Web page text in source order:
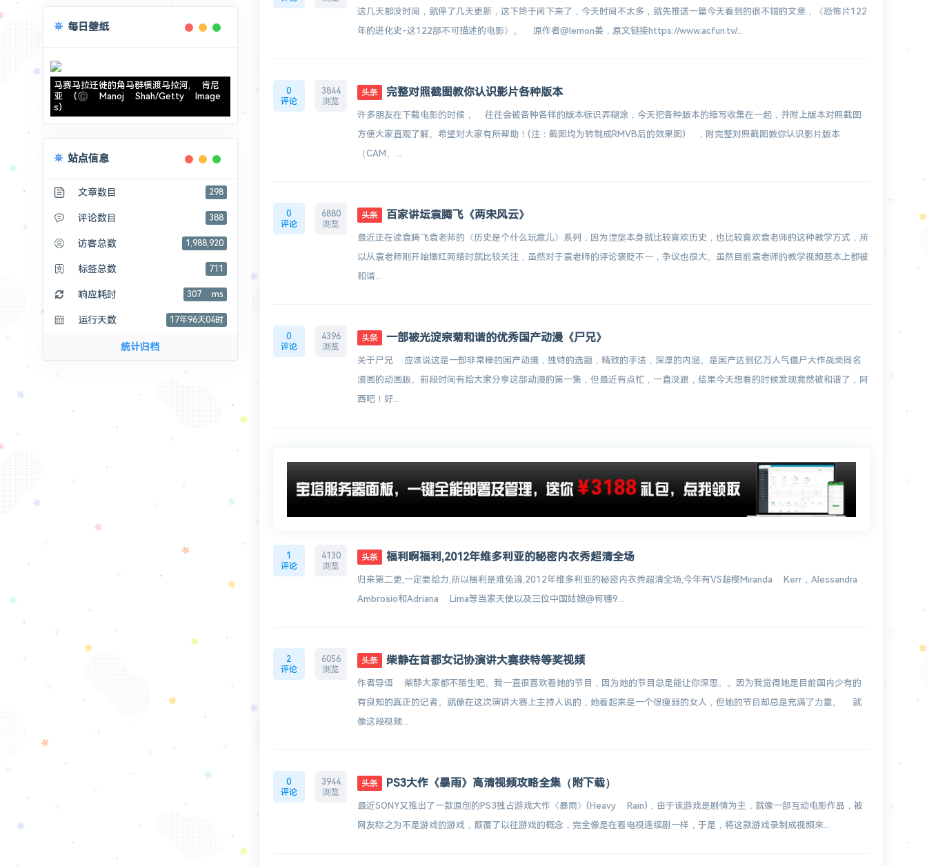
每日壁纸
马赛马拉迁徙的角马群横渡马拉河, 肯尼
亚 (© Manoj Shah/Getty Image
s)
站点信息
298
文章数目
388
评论数目
1,988,920
访客总数
711
标签总数
307 ms
响应耗时
17年96天04时
运行天数
统计归档
这几天都没时间，就停了几天更新，这下终于闲下来了，今天时间不太多，就先推送一篇今天看到的很不错的文章，《恐怖片122
年的进化史-这122部不可描述的电影》。 原作者@lemon姜，原文链接https://www.acfun.tv/...
0
评论
3844
浏览
头条 完整对照截图教你认识影片各种版本
许多朋友在下载电影的时候， 往往会被各种各样的版本标识弄糊涂，今天把各种版本的缩写收集在一起，并附上版本对照截图
方便大家直观了解。希望对大家有所帮助！(注：截图均为转制成RMVB后的效果图) ，附完整对照截图教你认识影片版本
（CAM、...
0
评论
6880
浏览
头条 百家讲坛袁腾飞《两宋风云》
最近正在读袁腾飞袁老师的《历史是个什么玩意儿》系列，因为涅槃本身就比较喜欢历史，也比较喜欢袁老师的这种教学方式，所
以从袁老师刚开始爆红网络时就比较关注，虽然对于袁老师的评论褒贬不一，争议也很大。虽然目前袁老师的教学视频基本上都被
和谐...
0
评论
4396
浏览
头条 一部被光淀宗菊和谐的优秀国产动漫《尸兄》
关于尸兄 应该说这是一部非常棒的国产动漫，独特的选题，精致的手法，深厚的内涵。是国产达到亿万人气僵尸大作战类同名
漫画的动画版。前段时间有给大家分享这部动漫的第一集，但最近有点忙，一直没跟，结果今天想看的时候发现竟然被和谐了，阿
西吧！好...
1
评论
4130
浏览
头条 福利啊福利,2012年维多利亚的秘密内衣秀超清全场
归来第二更,一定要给力,所以福利是难免滴,2012年维多利亚的秘密内衣秀超清全场,今年有VS超模Miranda Kerr，Alessandra
Ambrosio和Adriana Lima等当家天使以及三位中国姑娘@何穗9...
2
评论
6056
浏览
头条 柴静在首都女记协演讲大赛获特等奖视频
作者导语 柴静大家都不陌生吧。我一直很喜欢看她的节目，因为她的节目总是能让你深思。。因为我觉得她是目前国内少有的
有良知的真正的记者。就像在这次演讲大赛上主持人说的，她看起来是一个很瘦弱的女人，但她的节目却总是充满了力量。 就
像这段视频...
0
评论
3944
浏览
头条 PS3大作《暴雨》高清视频攻略全集（附下载）
最近SONY又推出了一款原创的PS3独占游戏大作《暴雨》(Heavy Rain)，由于该游戏是剧情为主，就像一部互动电影作品，被
网友称之为不是游戏的游戏，颠覆了以往游戏的概念，完全像是在看电视连续剧一样，于是，将这款游戏录制成视频来...